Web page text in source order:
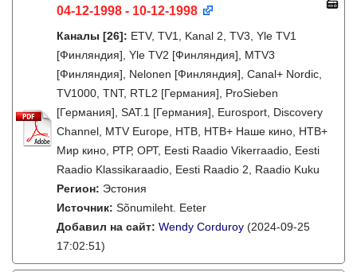
04-12-1998 - 10-12-1998
Каналы [26]: ETV, TV1, Kanal 2, TV3, Yle TV1
[Финляндия], Yle TV2 [Финляндия], MTV3
[Финляндия], Nelonen [Финляндия], Canal+ Nordic,
TV1000, TNT, RTL2 [Германия], ProSieben
[Германия], SAT.1 [Германия], Eurosport, Discovery
Channel, MTV Europe, НТВ, НТВ+ Наше кино, НТВ+
Мир кино, РТР, ОРТ, Eesti Raadio Vikerraadio, Eesti
Raadio Klassikaraadio, Eesti Raadio 2, Raadio Kuku
Регион: Эстония
Источник: Sõnumileht. Eeter
Добавил на сайт: Wendy Corduroy (2024-09-25
17:02:51)